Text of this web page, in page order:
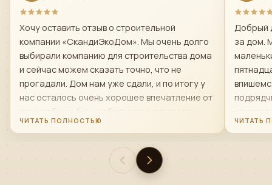
Хочу оставить отзыв о строительной
компании «СкандиЭкоДом». Мы очень долго
выбирали компанию для строительства дома
и сейчас можем сказать точно, что не
прогадали. Дом нам уже сдали, и по итогу у
нас осталось очень хорошее впечатление от
всей работы. Есть небольшие нюансы по
поводу первой бригады строителей- мы
,так как нас не устраивало качество и
скорость работы и менно той бригады. Чисто
Добрый
за дом.